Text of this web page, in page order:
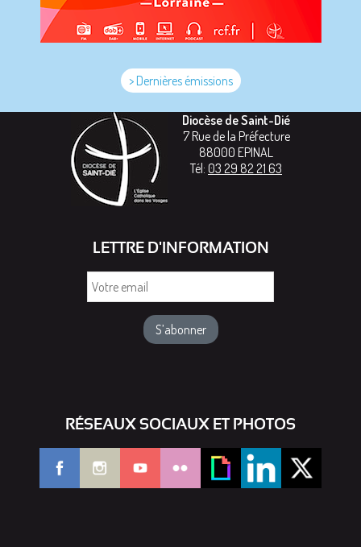
> Dernières émissions
Diocèse de Saint-Dié
7 Rue de la Préfecture
88000 EPINAL
Tél: 03 29 82 21 63
LETTRE D'INFORMATION
RÉSEAUX SOCIAUX ET PHOTOS